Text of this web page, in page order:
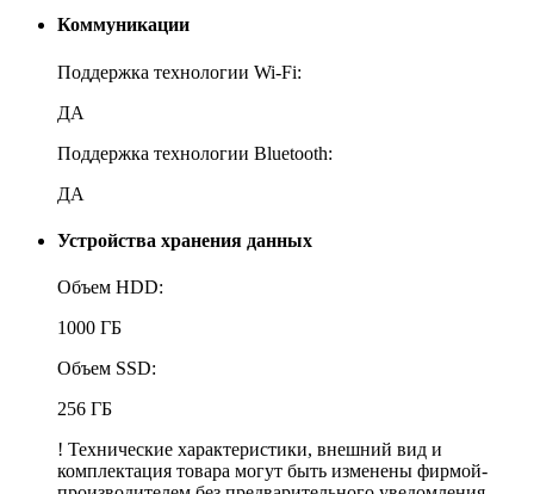
Коммуникации
Поддержка технологии Wi-Fi:
ДА
Поддержка технологии Bluetooth:
ДА
Устройства хранения данных
Объем HDD:
1000 ГБ
Объем SSD:
256 ГБ
! Технические характеристики, внешний вид и
комплектация товара могут быть изменены фирмой-